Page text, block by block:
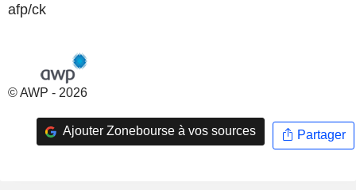
afp/ck
© AWP - 2026
Ajouter Zonebourse à vos sources Partager